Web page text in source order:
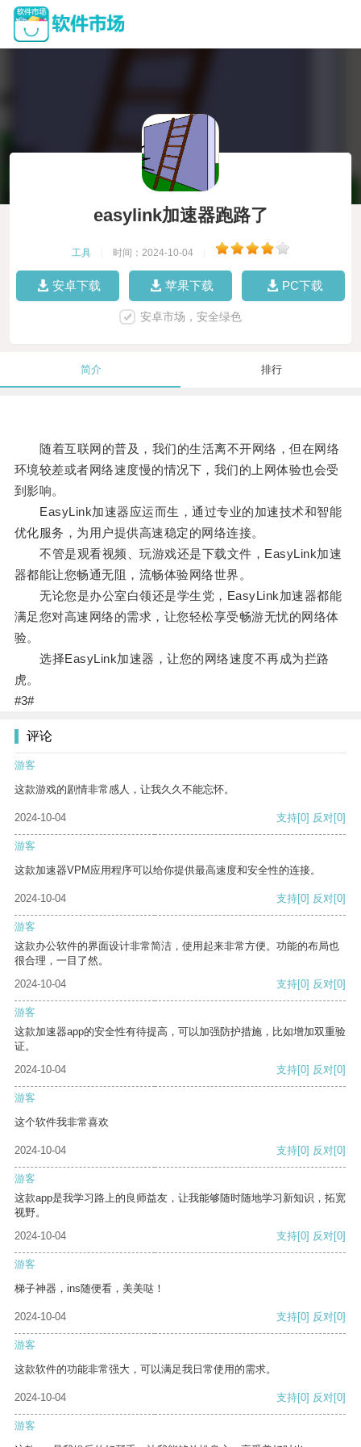
easylink加速器跑路了
工具 时间：2024-10-04
安卓下载 苹果下载 PC下载
安卓市场，安全绿色
简介 排行
随着互联网的普及，我们的生活离不开网络，但在网络
环境较差或者网络速度慢的情况下，我们的上网体验也会受
到影响。
EasyLink加速器应运而生，通过专业的加速技术和智能
优化服务，为用户提供高速稳定的网络连接。
不管是观看视频、玩游戏还是下载文件，EasyLink加速
器都能让您畅通无阻，流畅体验网络世界。
无论您是办公室白领还是学生党，EasyLink加速器都能
满足您对高速网络的需求，让您轻松享受畅游无忧的网络体
验。
选择EasyLink加速器，让您的网络速度不再成为拦路
虎。
#3#
评论
游客
这款游戏的剧情非常感人，让我久久不能忘怀。
2024-10-04 支持[0] 反对[0]
游客
这款加速器VPM应用程序可以给你提供最高速度和安全性的连接。
2024-10-04 支持[0] 反对[0]
游客
这款办公软件的界面设计非常简洁，使用起来非常方便。功能的布局也
很合理，一目了然。
2024-10-04
支持[0] 反对[0]
游客
这款加速器app的安全性有待提高，可以加强防护措施，比如增加双重验
证。
2024-10-04
支持[0] 反对[0]
游客
这个软件我非常喜欢
2024-10-04 支持[0] 反对[0]
游客
这款app是我学习路上的良师益友，让我能够随时随地学习新知识，拓宽
视野。
2024-10-04
支持[0] 反对[0]
游客
梯子神器，ins随便看，美美哒！
2024-10-04 支持[0] 反对[0]
游客
这款软件的功能非常强大，可以满足我日常使用的需求。
2024-10-04 支持[0] 反对[0]
游客